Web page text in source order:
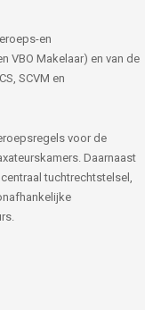
en
VBO Makelaar) en van de
SCVM en
voor de
Daarnaast
tuchtrechtstelsel,